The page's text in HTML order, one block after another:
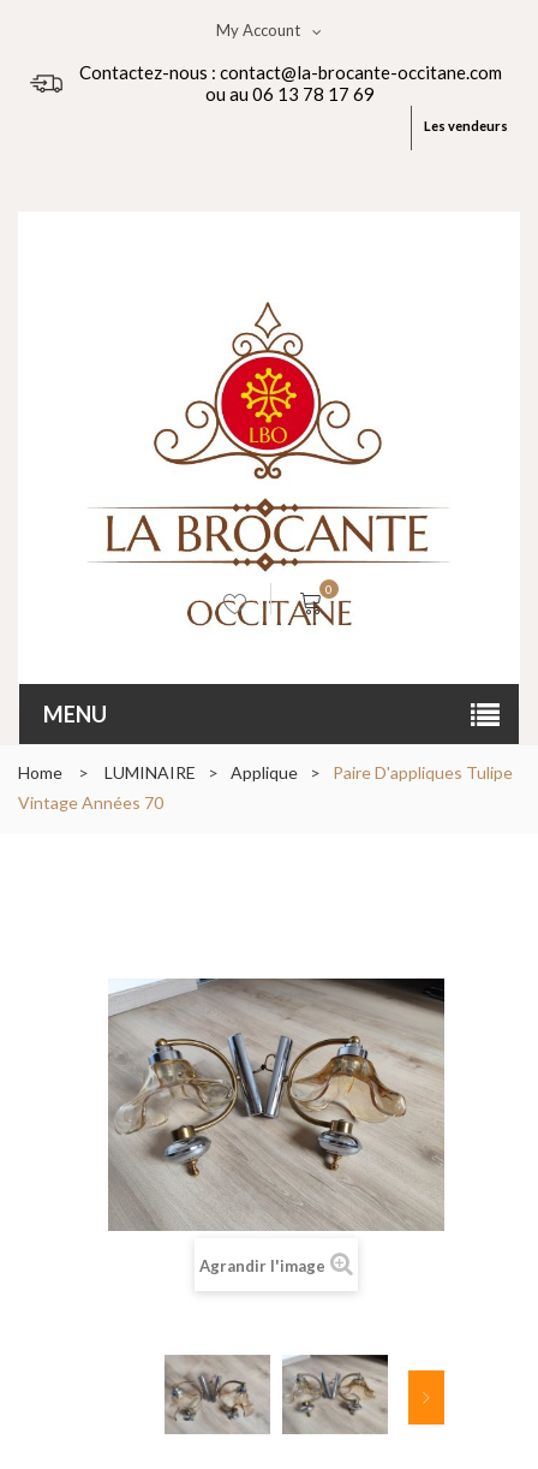
My Account
Contactez-nous : contact@la-brocante-occitane.com
ou au 06 13 78 17 69
Les vendeurs
0
MENU
Home > LUMINAIRE > Applique >
Paire D'appliques Tulipe
Vintage Années 70
Agrandir l'image